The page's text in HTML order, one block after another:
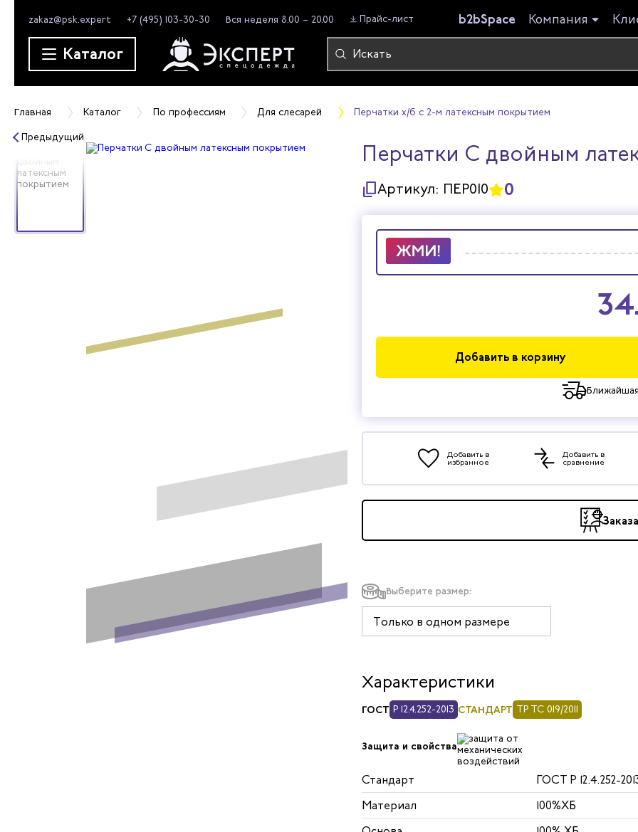
zakaz@psk.expert +7 (495) 103-30-30 Вся неделя 8.00 – 20.00 Прайс-лист b2bSpace Компания
Каталог
Главная Каталог По профессиям Для слесарей
Перчатки х/б с 2-м латексным покрытием
Предыдущий
Перчатки С двойным
Артикул: ПЕР010 0
Выберите размер:
Только в одном размере
Характеристики
ГОСТ Р 12.4.252-2013 СТАНДАРТ ТР ТС 019/2011
Защита и свойства
Стандарт
ГОСТ Р 12.4.252-
Материал
100%ХБ
Добавить в корзину
Добавить в
избранное
Добавить в
сравнение